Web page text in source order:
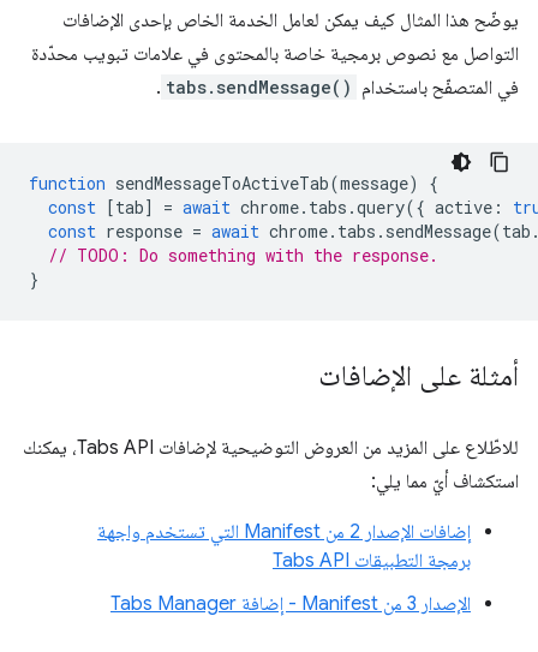
يوضّح هذا المثال كيف يمكن لعامل الخدمة الخاص بإحدى الإضافات
التواصل مع نصوص برمجية خاصة بالمحتوى في علامات تبويب محدّدة
في المتصفّح باستخدام tabs.sendMessage()
.
function sendMessageToActiveTab(message)
{
const [tab] = await chrome. tabs .query({ active :
const response = await chrome. tabs . sendMessage(tab
// TODO: Do something with the response.
}
أمثلة على الإضافات
للاطّلاع على المزيد من العروض التوضيحية لإضافات Tabs API، يمكنك
استكشاف أيّ مما يلي:
إضافات الإصدار 2 من Manifest التي تستخدم واجهة
برمجة التطبيقات Tabs API
الإصدار 3 من Manifest - إضافة Tabs Manager